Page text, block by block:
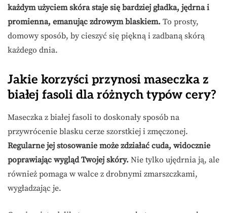
każdym użyciem skóra staje się bardziej gładka, jędrna i
promienna, emanując zdrowym blaskiem. To prosty,
domowy sposób, by cieszyć się piękną i zadbaną skórą
każdego dnia.
Jakie korzyści przynosi maseczka z
białej fasoli dla różnych typów cery?
Maseczka z białej fasoli to doskonały sposób na
przywrócenie blasku cerze szorstkiej i zmęczonej.
Regularne jej stosowanie może zdziałać cuda, widocznie
poprawiając wygląd Twojej skóry. Nie tylko ujędrnia ją, ale
również pomaga w walce z drobnymi zmarszczkami,
wygładzając je.